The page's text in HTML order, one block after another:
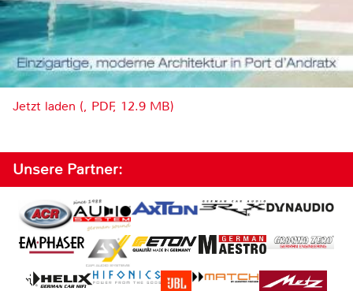
Jetzt laden (, PDF, 12.9 MB)
Unsere Partner: